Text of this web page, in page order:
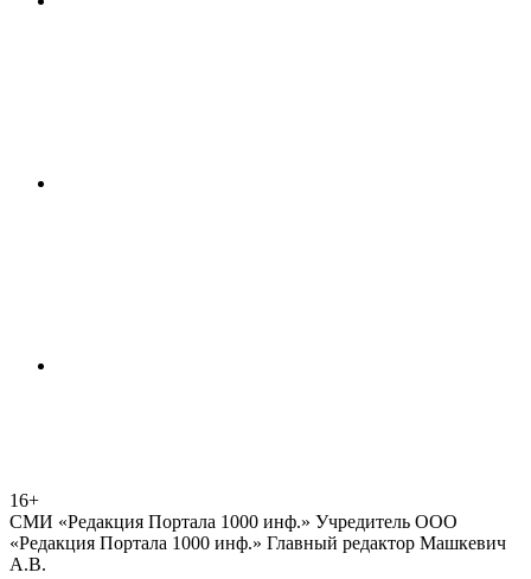
16+
СМИ «Редакция Портала 1000 инф.» Учредитель ООО
«Редакция Портала 1000 инф.» Главный редактор Машкевич
А.В.